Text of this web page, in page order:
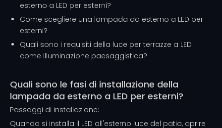
esterno a LED per esterni?
Come scegliere una lampada da esterno a LED per
esterni?
Quali sono i requisiti della luce per terrazze a LED
come illuminazione paesaggistica?
Quali sono le fasi di installazione della
lampada da esterno a LED per esterni?
Passaggi di installazione:
Quando si installa il LED all'esterno luce del patio, aprire